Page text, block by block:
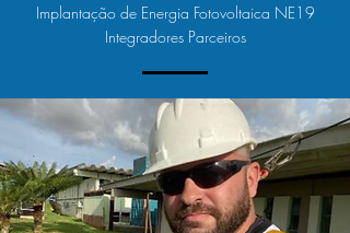
Implantação de Energia Fotovoltaica NE19
Integradores Parceiros